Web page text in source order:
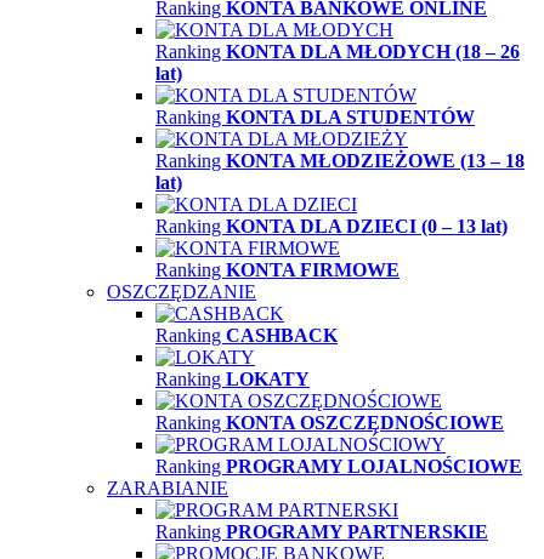
Ranking KONTA BANKOWE ONLINE
Ranking KONTA DLA MŁODYCH (18 – 26
lat)
Ranking KONTA DLA STUDENTÓW
Ranking KONTA MŁODZIEŻOWE (13 – 18
lat)
Ranking KONTA DLA DZIECI (0 – 13 lat)
Ranking KONTA FIRMOWE
OSZCZĘDZANIE
Ranking CASHBACK
Ranking LOKATY
Ranking KONTA OSZCZĘDNOŚCIOWE
Ranking PROGRAMY LOJALNOŚCIOWE
ZARABIANIE
Ranking PROGRAMY PARTNERSKIE